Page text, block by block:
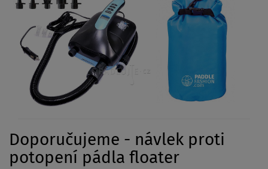
Doporučujeme - návlek proti
potopení pádla floater